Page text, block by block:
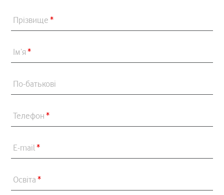
Прізвище *
Ім’я *
По-батькові
Телефон *
E-mail*
Освіта *